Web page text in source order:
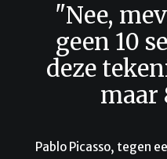
"Nee,
geen 10
deze
maar
Pablo Picasso, tegen